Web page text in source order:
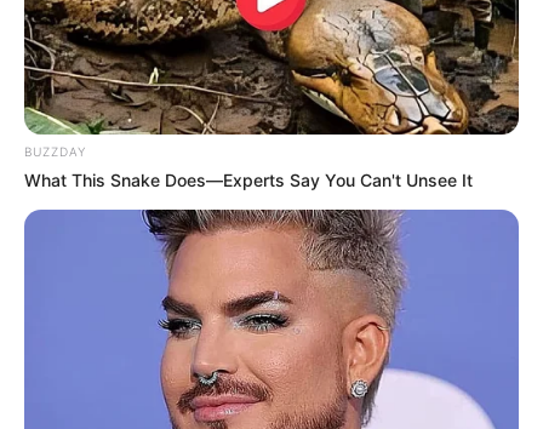
fonte: www.casamentos.com.br
BUZZDAY
What This Snake Does—Experts Say You Can't Unsee It